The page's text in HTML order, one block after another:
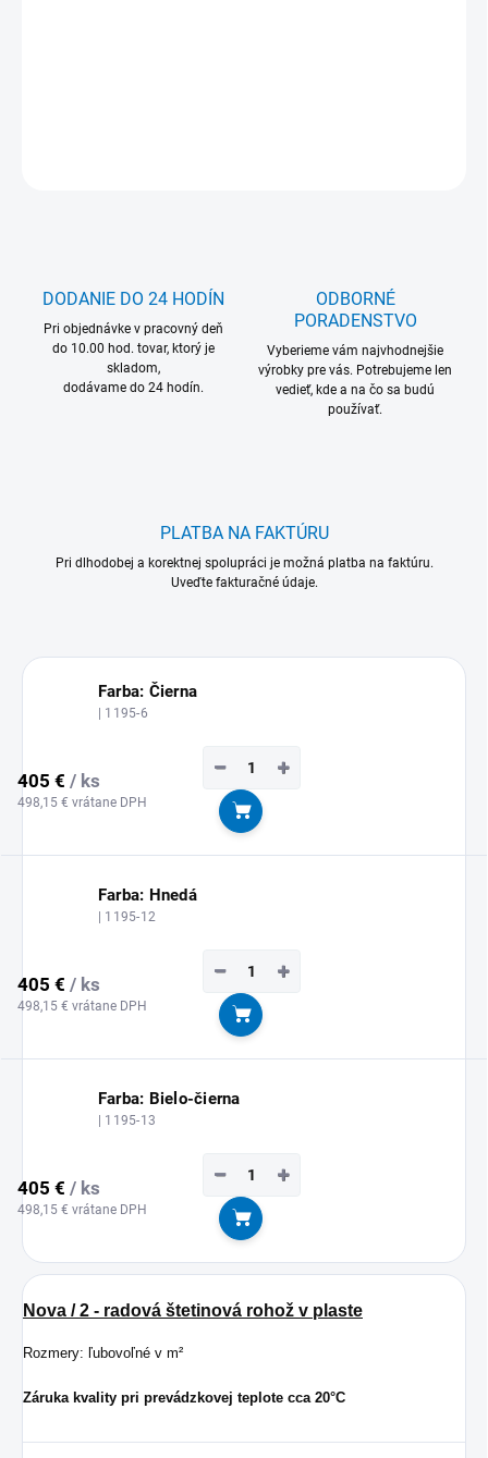
DODANIE DO 24 HODÍN
Pri objednávke v pracovný deň
do 10.00 hod. tovar, ktorý je
skladom,
dodávame do 24 hodín.
ODBORNÉ
PORADENSTVO
Vyberieme vám najvhodnejšie
výrobky pre vás. Potrebujeme len
vedieť, kde a na čo sa budú
používať.
PLATBA NA FAKTÚRU
Pri dlhodobej a korektnej spolupráci je možná platba na faktúru.
Uveďte fakturačné údaje.
Farba: Čierna
| 1195-6
405 € / ks
498,15 € vrátane DPH
+
−
Do košíka
Farba: Hnedá
| 1195-12
405 € / ks
498,15 € vrátane DPH
+
−
Do košíka
Farba: Bielo-čierna
| 1195-13
405 € / ks
498,15 € vrátane DPH
+
−
Do košíka
Nova / 2 - radová štetinová rohož v plaste
Rozmery: ľubovoľné v m²
Záruka kvality pri prevádzkovej teplote cca 20°C